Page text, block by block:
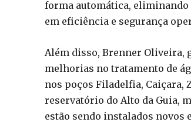
forma automática, eliminando
em eficiência e segurança
Além disso, Brenner Oliveira,
melhorias no tratamento de
nos poços Filadelfia, Caiçara,
reservatório do Alto da Guia,
estão sendo instalados novos